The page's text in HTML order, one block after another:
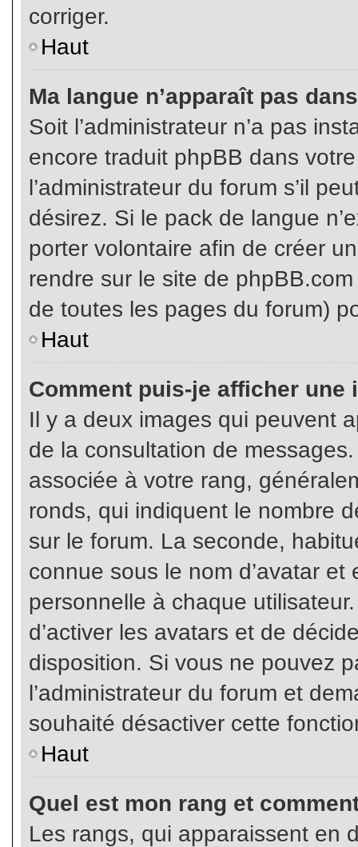
corriger.
Haut
Ma langue n’apparaît pas
Soit l’administrateur n’a pas
encore traduit phpBB dans
l’administrateur du forum s’il
désirez. Si le pack de langue
porter volontaire afin de créer
rendre sur le site de
de toutes les pages du forum)
Haut
Comment puis-je afficher une
Il y a deux images qui peuvent
de la consultation de
associée à votre rang,
ronds, qui indiquent le nombre
sur le forum. La seconde,
connue sous le nom d’avatar
personnelle à chaque
d’activer les avatars et de
disposition. Si vous ne pouvez
l’administrateur du forum et
souhaité désactiver cette
Haut
Quel est mon rang et
Les rangs, qui apparaissent en